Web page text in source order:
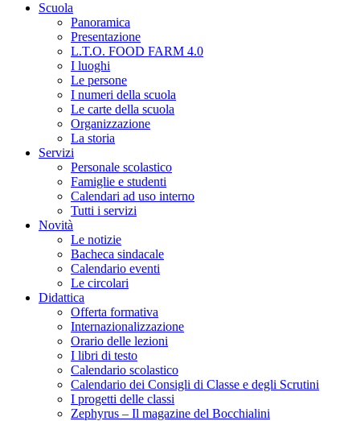
Scuola
Panoramica
Presentazione
L.T.O. FOOD FARM 4.0
I luoghi
Le persone
I numeri della scuola
Le carte della scuola
Organizzazione
La storia
Servizi
Personale scolastico
Famiglie e studenti
Calendari ad uso interno
Tutti i servizi
Novità
Le notizie
Bacheca sindacale
Calendario eventi
Le circolari
Didattica
Offerta formativa
Internazionalizzazione
Orario delle lezioni
I libri di testo
Calendario scolastico
Calendario dei Consigli di Classe e degli Scrutini
I progetti delle classi
Zephyrus – Il magazine del Bocchialini